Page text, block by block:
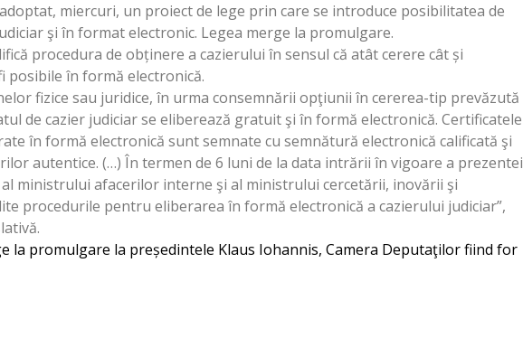
miercuri, un proiect de lege prin care se introduce posibilitatea de
şi în format electronic. Legea merge la promulgare.
procedura de obținere a cazierului în sensul că atât cerere cât și
posibile în formă electronică.
fizice sau juridice, în urma consemnării opţiunii în cererea-tip prevăzută
de cazier judiciar se eliberează gratuit şi în formă electronică. Certificatele
în formă electronică sunt semnate cu semnătură electronică calificată şi
autentice. (…) În termen de 6 luni de la data intrării în vigoare a prezentei
ministrului afacerilor interne şi al ministrului cercetării, inovării şi
procedurile pentru eliberarea în formă electronică a cazierului judiciar”,
la promulgare la președintele Klaus Iohannis, Camera Deputaţilor fiind for